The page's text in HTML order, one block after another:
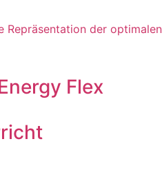
Flex